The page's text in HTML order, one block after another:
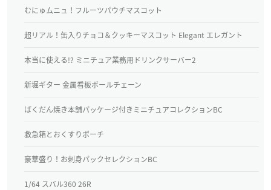
むにゅムニュ！フルーツパウチマスコット
超リアル！缶入りチョコ＆クッキーマスコット Elegant エレガント
本当に使える!? ミニチュア業務用ドリンクサーバー2
新堀ギター 金属看板ボールチェーン
ばくだん焼き本舗パッケージ付きミニチュアコレクションBC
救急箱とおくすりポーチ
豪華盛り！お刺身パックセレクションBC
1/64 スバル360 26R